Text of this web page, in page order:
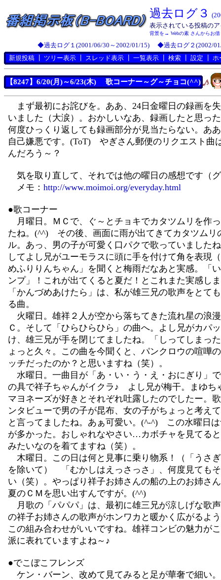
過去ログ３
表示されている投稿の
背景を→ Webの素 さんからお
◆過去ログ１(2001/06/30～2002/01/15)
◆過去ログ２(2002/
新規投稿
ツリー表示 スレッド表示 一覧表示 検索 設定 ホ
【8247】6/20(月)～6/23(木) 歌コーナー～グ～チョコ(^^)
まず最初にお詫びを。ああ、24日金曜日の録画を
いました（大涙）。おかしいなあ、録画したと思っ
何度ひっくり返しても録画部分が見当たらない。あ
自己嫌悪です。(ToT) やぎさん郵便のリクエスト曲
んだろう～？
気を取り直して、それでは他の曜日の感想です（
メモ： http://www.moimoi.org/everyday.html
●歌コーナー
月曜日。ＭＣで、ぐ～とチョキでカタツムリを作
たね。(^^) その後、画面に雨が出てきてカタツムリ
ル。あっ、男の子が可愛く口パクで歌っていました
してよし兄がユーモラスに頭に手を付けて角を表現
めふりりんちゃん」を聞くと梅雨だなあと実感。「
ンプ」！これが出てくると夏だ！とこれまた実感し
「かんづめあけたら」は、私が雄三兄の歌声をとて
る曲。
火曜日。雄祥２人が空から落ちてきた流れ星の浪
Ｃ。そして「ひらひらひら」の曲へ。よし兄がカパ
け、雄三兄が手を閉じてましたね。「しってしまっ
ょっと久々。この曲を今聞くと、パンクロウの喧嘩
ッチだったのか？と思いますね（笑）。
水曜日。一曲目が「あ・い・う・え・おにぎり」
の具で祥子ちゃんがイクラ♪ よし兄が梅干。まゆち
マヨネーズが好きとそれぞれ吐露したのでしたー。
ンタビューで男の子が昆布、女の子がちょっと考え
と言ってましたね。あぁ可愛い。(^-^) この水曜日
が多かった。おしゃれなやさい…カボチャを見てる
みたいなのを着てますね（笑）。
木曜日。この日は何と見事に乗り物系！（「うさ
を除いて） 「むかしはえっさっさ」、何度見ても
い（笑）。やっぱり祥子お姉さんの船の上のお姉さ
夏のＣＭを思い出すんですが。(^^)
月歌の「パパパ」は、最初に雄三兄が涼しげな歌
の祥子お姉さんの歌声がホンワカと暖かく広がるよ
この組み合わせがいいですね。雄祥コンビの魅力が
派に表れていますよね～♪
●でこぼこフレンズ
ケン・バーン、改めて見てみると足が華奢で細い